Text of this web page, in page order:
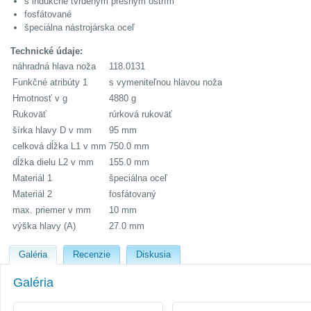
fosfátované
špeciálna nástrojárska oceľ
Technické údaje:
náhradná hlava noža
118.0131
Funkčné atribúty 1
s vymeniteľnou hlavou noža
Hmotnosť v g
4880 g
Rukoväť
rúrková rukoväť
šírka hlavy D v mm
95 mm
celková dĺžka L1 v mm 750.0 mm
dĺžka dielu L2 v mm
155.0 mm
Materiál 1
špeciálna oceľ
Materiál 2
fosfátovaný
max. priemer v mm
10 mm
výška hlavy (A)
27.0 mm
Galéria Recenzie Diskusia
Galéria